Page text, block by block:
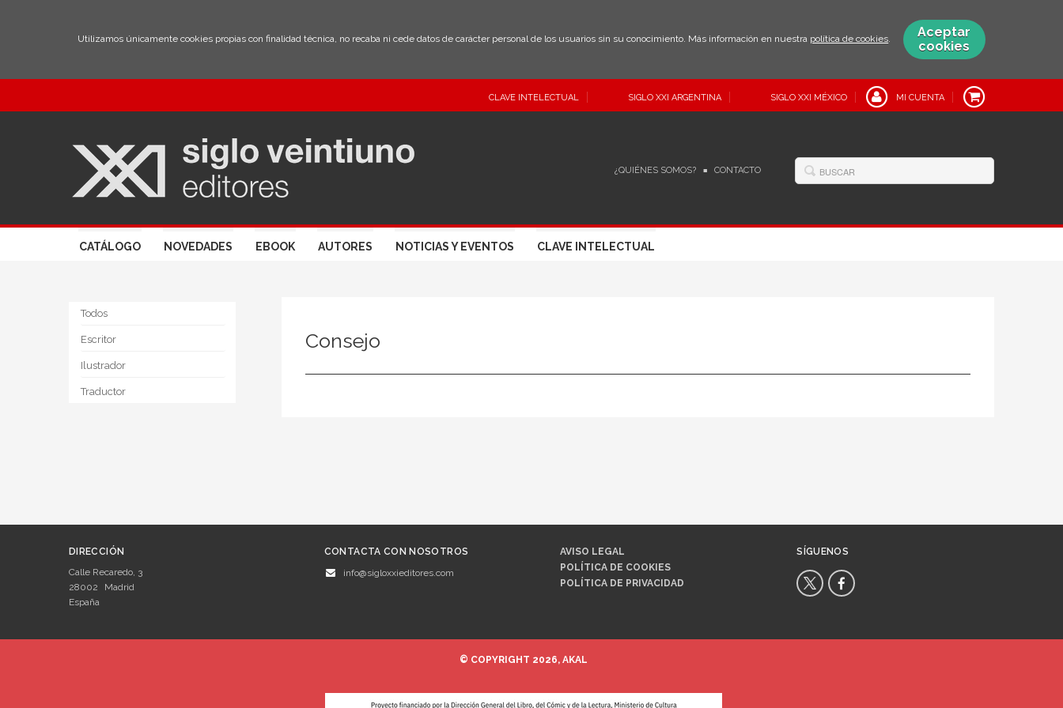
Utilizamos únicamente cookies propias con finalidad técnica, no recaba ni cede datos de carácter personal de los usuarios sin su conocimiento. Más información en nuestra política de cookies.
Aceptar
cookies
CLAVE INTELECTUAL SIGLO XXI ARGENTINA SIGLO XXI MÉXICO MI CUENTA
¿QUIÉNES SOMOS? CONTACTO
CATÁLOGO NOVEDADES EBOOK AUTORES NOTICIAS Y EVENTOS CLAVE INTELECTUAL
Todos
Escritor
Ilustrador
Traductor
Consejo
DIRECCIÓN
Calle Recaredo, 3
28002
Madrid
España
CONTACTA CON NOSOTROS
info@sigloxxieditores.com
AVISO LEGAL
POLÍTICA DE COOKIES
POLÍTICA DE PRIVACIDAD
SÍGUENOS
© COPYRIGHT 2026, AKAL